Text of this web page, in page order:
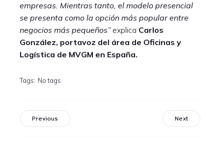
empresas. Mientras tanto, el modelo presencial
se presenta como la opción más popular entre
negocios más pequeños” explica Carlos
González, portavoz del área de Oficinas y
Logística de MVGM en España.
Tags: No tags
Previous Next